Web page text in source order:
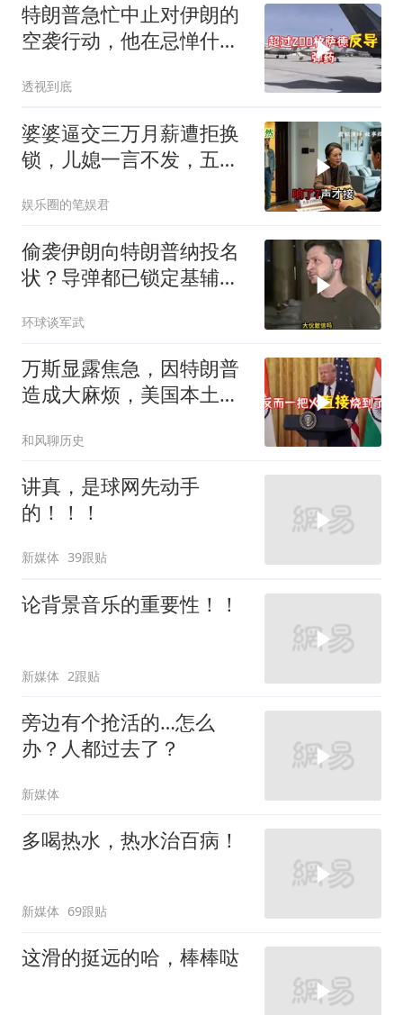
特朗普急忙中止对伊朗的
空袭行动，他在忌惮什
透视到底
婆婆逼交三万月薪遭拒换
锁，儿媳一言不发，五天
娱乐圈的笔娱君
偷袭伊朗向特朗普纳投名
状？导弹都已锁定基辅才
豪赌到底有多疯？
环球谈军武
万斯显露焦急，因特朗普
造成大麻烦，美国本土有
和风聊历史
讲真，是球网先动手
的！！！
新媒体 39跟贴
论背景音乐的重要性！！
新媒体 2跟贴
旁边有个抢活的…怎么
办？人都过去了？
新媒体
多喝热水，热水治百病！
新媒体 69跟贴
这滑的挺远的哈，棒棒哒